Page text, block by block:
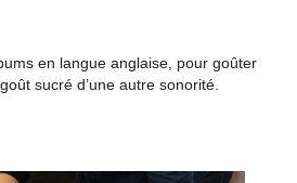
en langue anglaise, pour goûter
sucré d’une autre sonorité.